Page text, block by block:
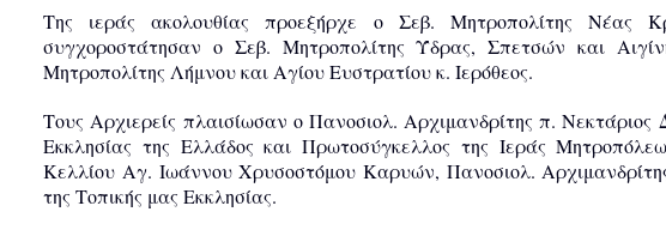
Της ιεράς ακολουθίας προεξήρχε ο Σεβ. Μητροπολίτης Νέας
συγχοροστάτησαν ο Σεβ. Μητροπολίτης Ύδρας, Σπετσών και
Μητροπολίτης Λήμνου και Αγίου Ευστρατίου κ. Ιερόθεος.
Τους Αρχιερείς πλαισίωσαν ο Πανοσιολ. Αρχιμανδρίτης π.
Εκκλησίας της Ελλάδος και Πρωτοσύγκελλος της Ιεράς
Κελλίου Αγ. Ιωάννου Χρυσοστόμου Καρυών, Πανοσιολ.
της Τοπικής μας Εκκλησίας.